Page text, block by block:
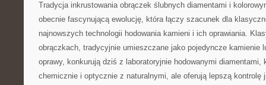
Tradycja inkrustowania obrączek ślubnych diamentami i
obecnie fascynującą ewolucję, która łączy szacunek dla
najnowszych technologii hodowania kamieni i ich oprawiania.
obrączkach, tradycyjnie umieszczane jako pojedyncze kamienie
oprawy, konkurują dziś z laboratoryjnie hodowanymi diamentami,
chemicznie i optycznie z naturalnymi, ale oferują lepszą kontrolę